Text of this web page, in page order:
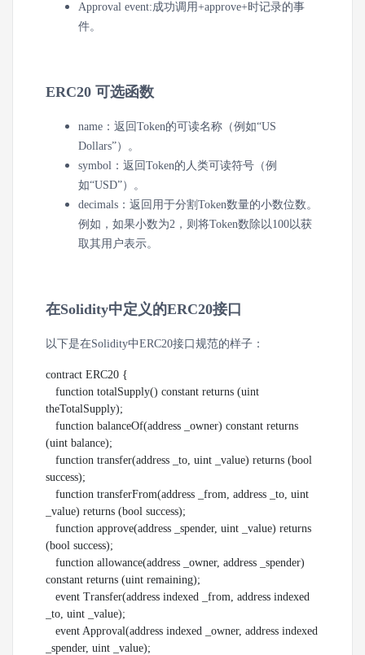
Approval event:成功调用+approve+时记录的事
件。
ERC20 可选函数
name： 返回Token的可读名称（例如“US
Dollars”）。
symbol： 返回Token的人类可读符号（例
如“USD”）。
decimals： 返回用于分割Token数量的小数位数。
例如，如果小数为2，则将Token数除以100以获
取其用户表示。
在Solidity中定义的ERC20接口
以下是在Solidity中ERC20接口规范的样子：
contract ERC20 {
theTotalSupply);
(uint balance);
success);
_value) returns (bool success);
(bool success);
constant returns (uint remaining);
_to, uint _value);
_spender, uint _value);